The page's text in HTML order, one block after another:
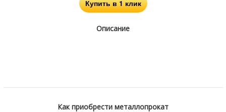
Купить в 1 клик
Описание
Как приобрести металлопрокат